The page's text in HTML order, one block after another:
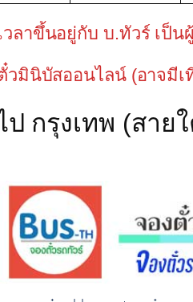
ลาขึ้นอยู่กับ บ.ทัวร์ เป็น
วมินิบัสออนไลน์ (อาจ
กรุงเทพ (สา